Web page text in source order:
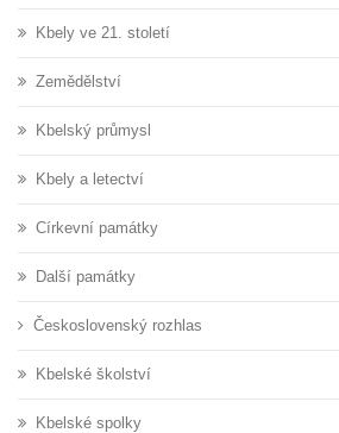
Kbely ve 21. století
Zemědělství
Kbelský průmysl
Kbely a letectví
Církevní památky
Další památky
Československý rozhlas
Kbelské školství
Kbelské spolky